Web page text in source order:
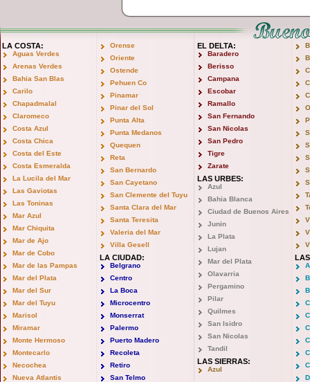
LA COSTA:
Aguas Verdes
Arenas Verdes
Bahia San Blas
Carilo
Chapadmalal
Claromeco
Costa Azul
Costa Chica
Costa del Este
Costa Esmeralda
La Lucila del Mar
Las Gaviotas
Las Toninas
Mar Azul
Mar Chiquita
Mar de Ajo
Mar de Cobo
Mar de las Pampas
Mar del Plata
Mar del Sur
Mar del Tuyu
Marisol
Miramar
Monte Hermoso
Montecarlo
Necochea
Nueva Atlantis
Orense
Oriente
Ostende
Pehuen Co
Pinamar
Pinar del Sol
Punta Alta
Punta Medanos
Quequen
Reta
San Bernardo
San Cayetano
San Clemente del Tuyu
Santa Clara del Mar
Santa Teresita
Valeria del Mar
Villa Gesell
LA CIUDAD:
Belgrano
Centro
La Boca
Microcentro
Monserrat
Palermo
Puerto Madero
Recoleta
Retiro
San Telmo
EL DELTA:
Baradero
Berisso
Campana
Escobar
Ramallo
San Fernando
San Nicolas
San Pedro
Tigre
Zarate
LAS URBES:
Azul
Bahia Blanca
Ciudad de Buenos Aires
Junin
La Plata
Lujan
Mar del Plata
Olavarria
Pergamino
Pilar
Quilmes
San Isidro
San Nicolas
Tandil
LAS SIERRAS:
Azul